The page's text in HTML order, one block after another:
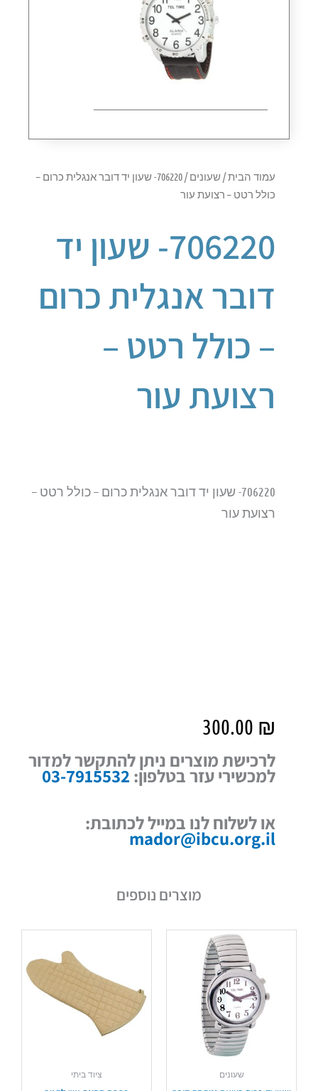
עמוד הבית/שעונים
/ 706220- שעון יד דובר אנגלית כרום –
כולל רטט – רצועת עור
706220- שעון יד
דובר אנגלית כרום
– כולל רטט –
רצועת עור
706220- שעון יד דובר אנגלית כרום – כולל רטט –
רצועת עור
300.00 ₪
לרכישת מוצרים ניתן להתקשר למדור
למכשירי עזר בטלפון: 03-7915532
או לשלוח לנו במייל לכתובת:
mador@ibcu.org.il
מוצרים נוספים
שעונים ציוד ביתי